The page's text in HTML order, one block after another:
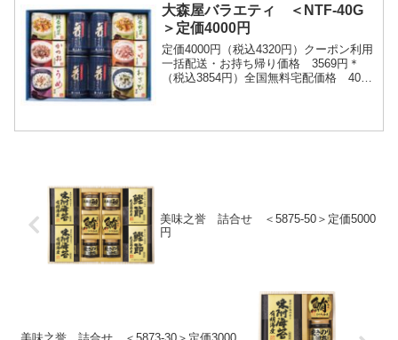
大森屋バラエティ ＜NTF-40G
＞定価4000円
定価4000円（税込4320円）クーポン利用
一括配送・お持ち帰り価格 3569円＊
（税込3854円）全国無料宅配価格 4000
美味之誉 詰合せ ＜5875-50＞定価5000
円